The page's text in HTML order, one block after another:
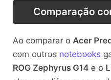
Comparação
Ao comparar o Acer
com outros notebooks
ROG Zephyrus G14e o